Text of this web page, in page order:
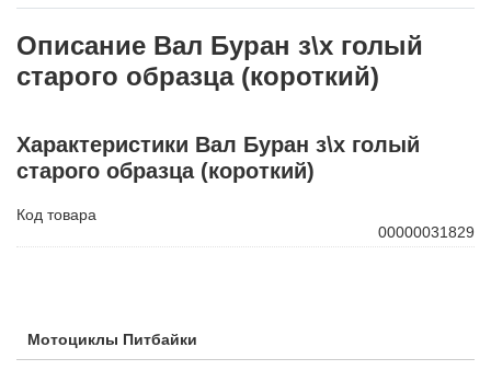
Мотоциклы Питбайки
Описание Вал Буран з\х голый
старого образца (короткий)
Характеристики Вал Буран з\х голый
старого образца (короткий)
Код товара
00000031829